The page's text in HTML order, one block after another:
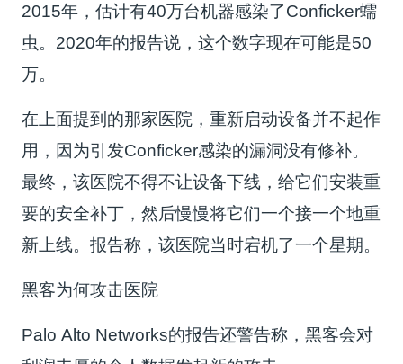
2015年，估计有40万台机器感染了Conficker蠕
虫。2020年的报告说，这个数字现在可能是50
万。
在上面提到的那家医院，重新启动设备并不起作
用，因为引发Conficker感染的漏洞没有修补。
最终，该医院不得不让设备下线，给它们安装重
要的安全补丁，然后慢慢将它们一个接一个地重
新上线。报告称，该医院当时宕机了一个星期。
黑客为何攻击医院
Palo Alto Networks的报告还警告称，黑客会对